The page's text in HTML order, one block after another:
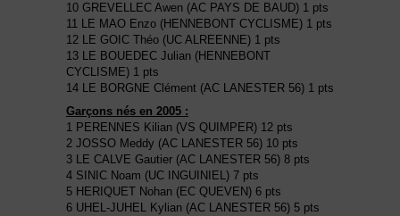
10 GREVELLEC Awen (AC PAYS DE BAUD) 1 pts
11 LE MAO Enzo (HENNEBONT CYCLISME) 1 pts
12 LE GOIC Théo (UC ALREENNE) 1 pts
13 LE BOUEDEC Julian (HENNEBONT
CYCLISME) 1 pts
14 LE BORGNE Clément (AC LANESTER 56) 1 pts
Garçons nés en 2005 :
1 PERENNES Kilian (VS QUIMPER) 12 pts
2 JOSSO Meddy (AC LANESTER 56) 10 pts
3 LE CALVE Gautier (AC LANESTER 56) 8 pts
4 SINIC Noam (UC INGUINIEL) 7 pts
5 HERIQUET Nohan (EC QUEVEN) 6 pts
6 UHEL-JUHEL Kylian (AC LANESTER 56) 5 pts